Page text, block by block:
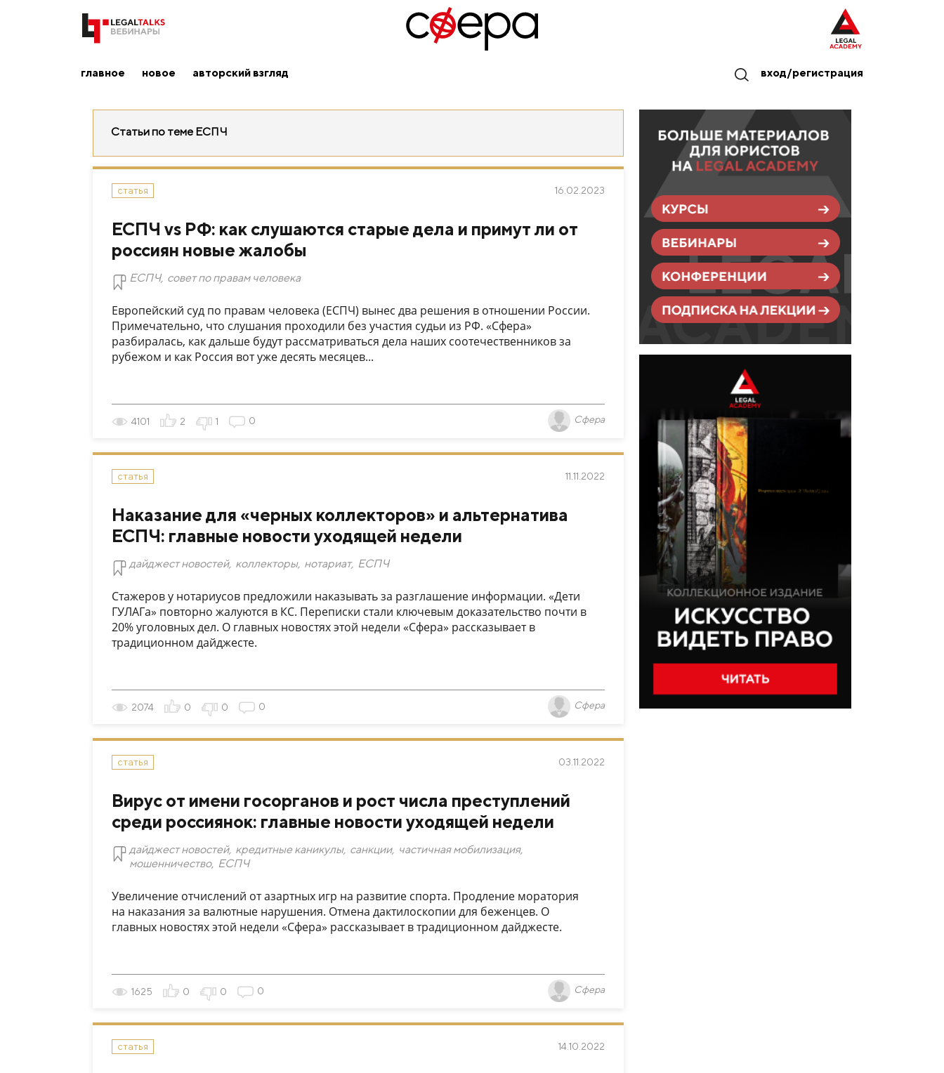
главное новое авторский взгляд вход/регистрация
Статьи по теме ЕСПЧ
статья 16.02.2023
ЕСПЧ vs РФ: как слушаются старые дела и примут ли от
россиян новые жалобы
ЕСПЧ, совет по правам человека
Европейский суд по правам человека (ЕСПЧ) вынес два решения в отношении России.
Примечательно, что слушания проходили без участия судьи из РФ. «Сфера»
разбиралась, как дальше будут рассматриваться дела наших соотечественников за
рубежом и как Россия вот уже десять месяцев...
4101 2 1 0 Сфера
статья 11.11.2022
Наказание для «черных коллекторов» и альтернатива
ЕСПЧ: главные новости уходящей недели
дайджест новостей, коллекторы, нотариат, ЕСПЧ
Стажеров у нотариусов предложили наказывать за разглашение информации. «Дети
ГУЛАГа» повторно жалуются в КС. Переписки стали ключевым доказательство почти в
20% уголовных дел. О главных новостях этой недели «Сфера» рассказывает в
традиционном дайджесте.
2074 0 0 0 Сфера
статья 03.11.2022
Вирус от имени госорганов и рост числа преступлений
среди россиянок: главные новости уходящей недели
дайджест новостей, кредитные каникулы, санкции, частичная мобилизация,
мошенничество, ЕСПЧ
Увеличение отчислений от азартных игр на развитие спорта. Продление моратория
на наказания за валютные нарушения. Отмена дактилоскопии для беженцев. О
главных новостях этой недели «Сфера» рассказывает в традиционном дайджесте.
1625 0 0 0 Сфера
статья 14.10.2022